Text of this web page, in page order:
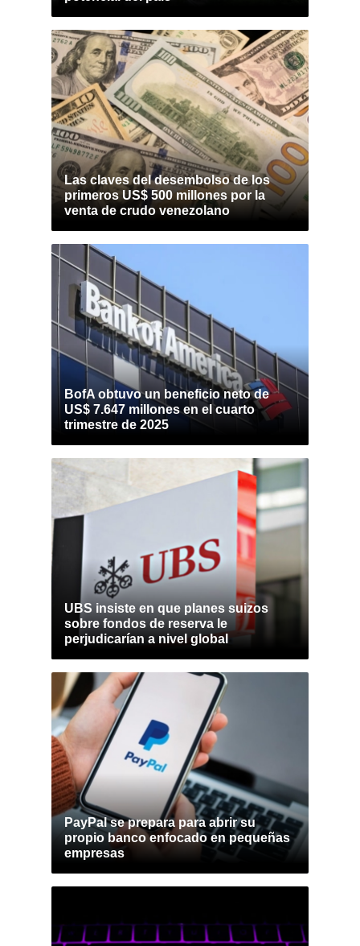
Las claves del desembolso de los
primeros US$ 500 millones por la
venta de crudo venezolano
BofA obtuvo un beneficio neto de
US$ 7.647 millones en el cuarto
trimestre de 2025
UBS insiste en que planes suizos
sobre fondos de reserva le
perjudicarían a nivel global
PayPal se prepara para abrir su
propio banco enfocado en pequeñas
empresas